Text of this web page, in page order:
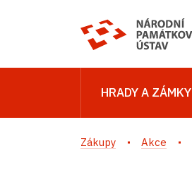
HRADY A ZÁMKY
Zákupy Akce